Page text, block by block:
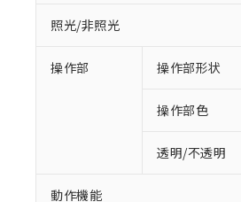
照光/非照光
操作部 操作部形状
操作部色
透明/不透明
動作機能